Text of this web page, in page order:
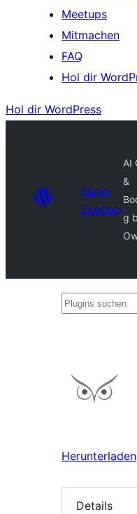
Meetups
Mitmachen
FAQ
Hol dir
Hol dir WordPress
Plugin
Directory
AI
&
g
Plugins
Herunterladen
Details